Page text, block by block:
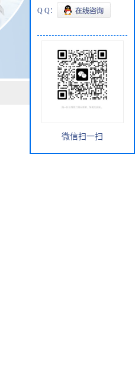
Q Q：
微信扫一扫